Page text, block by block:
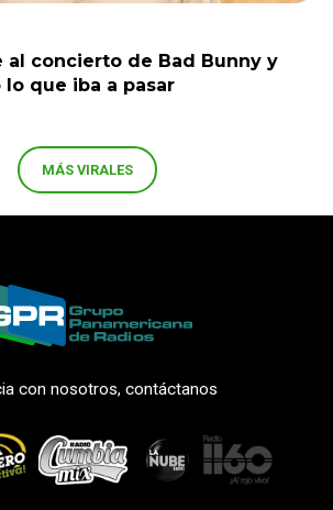
al concierto de Bad Bunny y
que iba a pasar
MÁS VIRALES
con nosotros, contáctanos